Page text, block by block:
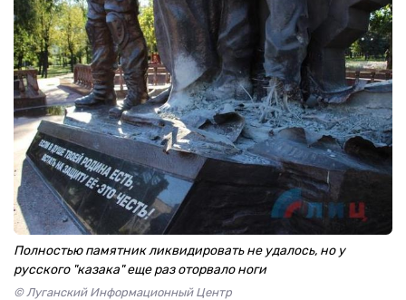
Полностью памятник ликвидировать не удалось, но у
русского "казака" еще раз оторвало ноги
© Луганский Информационный Центр